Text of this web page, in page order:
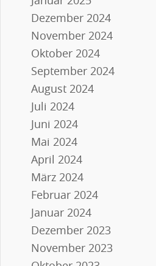
Dezember 2024
November 2024
Oktober 2024
September 2024
August 2024
Juli 2024
Juni 2024
Mai 2024
April 2024
März 2024
Februar 2024
Januar 2024
Dezember 2023
November 2023